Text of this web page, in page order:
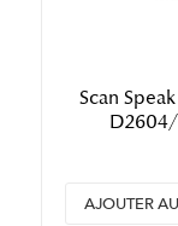
Scan
AJOUTER